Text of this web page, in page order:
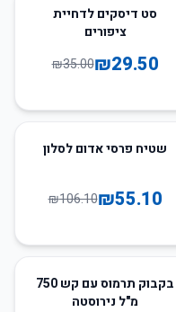
סט דיסקים לדחיית
ציפורים
₪29.50
₪35.00
48
שטיח פרסי אדום לסלון
₪55.10
₪106.10
8
בקבוק תרמוס עם קש 750
מ"ל נירוסטה